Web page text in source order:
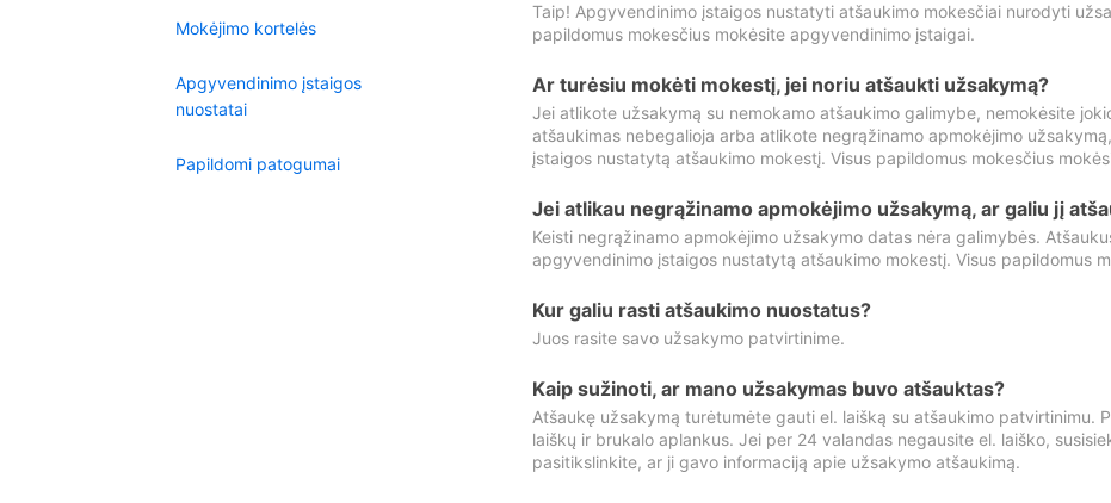
Mokėjimo kortelės
Apgyvendinimo įstaigos
nuostatai
Papildomi patogumai
Taip! Apgyvendinimo įstaigos nustatyti atšaukimo mokesčiai nurodyti
papildomus mokesčius mokėsite apgyvendinimo įstaigai.
Ar turėsiu mokėti mokestį, jei noriu atšaukti užsakymą?
Jei atlikote užsakymą su nemokamo atšaukimo galimybe, nemokėsite
atšaukimas nebegalioja arba atlikote negrąžinamo apmokėjimo
įstaigos nustatytą atšaukimo mokestį. Visus papildomus mokesčius
Jei atlikau negrąžinamo apmokėjimo užsakymą, ar galiu jį
Keisti negrąžinamo apmokėjimo užsakymo datas nėra galimybės.
apgyvendinimo įstaigos nustatytą atšaukimo mokestį. Visus papildomus
Kur galiu rasti atšaukimo nuostatus?
Juos rasite savo užsakymo patvirtinime.
Kaip sužinoti, ar mano užsakymas buvo atšauktas?
Atšaukę užsakymą turėtumėte gauti el. laišką su atšaukimo patvirtinimu.
laiškų ir brukalo aplankus. Jei per 24 valandas negausite el. laiško,
pasitikslinkite, ar ji gavo informaciją apie užsakymo atšaukimą.